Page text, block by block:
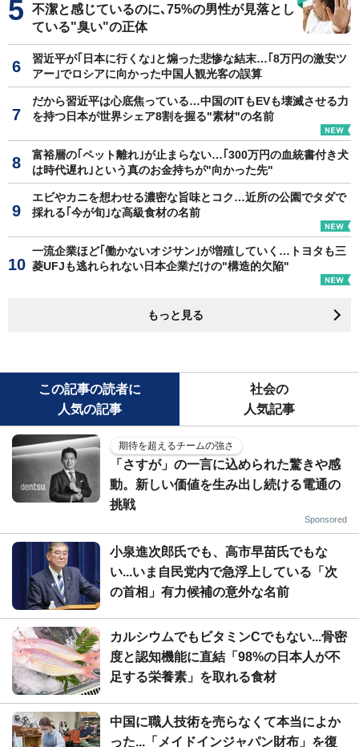
不潔と感じているのに､75%の男性が見落とし
ている"臭い"の正体
習近平が｢日本に行くな｣と煽った悲惨な結末…｢8万円の激安ツ
アー｣でロシアに向かった中国人観光客の誤算
だから習近平は心底焦っている…中国のITもEVも壊滅させる力
を持つ日本が世界シェア8割を握る"素材"の名前
富裕層の｢ペット離れ｣が止まらない…｢300万円の血統書付き犬
は時代遅れ｣という真のお金持ちが"向かった先"
エビやカニを想わせる濃密な旨味とコク…近所の公園でタダで
採れる｢今が旬｣な高級食材の名前
一流企業ほど｢働かないオジサン｣が増殖していく…トヨタも三
菱UFJも逃れられない日本企業だけの"構造的欠陥"
もっと見る
この記事の読者に
人気の記事
社会の
人気記事
期待を超えるチームの強さ
「さすが」の一言に込められた驚きや感
動。新しい価値を生み出し続ける電通の
挑戦
Sponsored
小泉進次郎氏でも、高市早苗氏でもな
い...いま自民党内で急浮上している「次
の首相」有力候補の意外な名前
カルシウムでもビタミンCでもない...骨密
度と認知機能に直結「98%の日本人が不
足する栄養素」を取れる食材
中国に職人技術を売らなくて本当によか
った...「メイドインジャパン財布」を復